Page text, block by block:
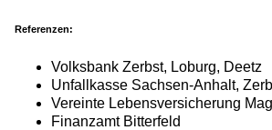
Referenzen:
Volksbank Zerbst, Loburg, Deetz
Unfallkasse Sachsen-Anhalt,
Vereinte Lebensversicherung
Finanzamt Bitterfeld